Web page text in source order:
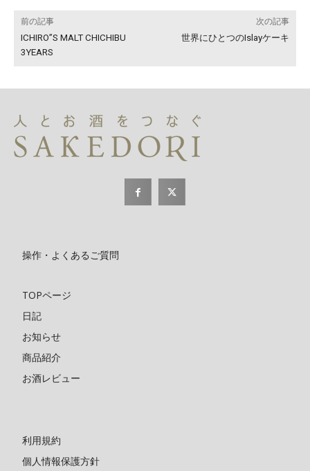
前の記事
ICHIRO”S MALT CHICHIBU
3YEARS
次の記事
世界にひとつのIslayケーキ
操作・よくあるご質問
TOPページ
日記
お知らせ
商品紹介
お酒レビュー
利用規約
個人情報保護方針